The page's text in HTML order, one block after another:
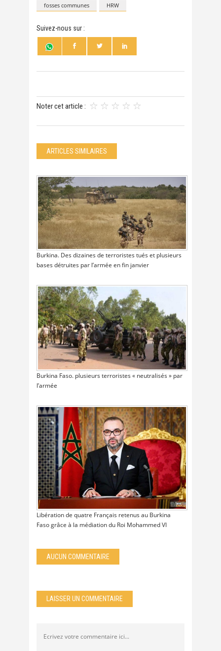
fosses communes
HRW
Suivez-nous sur :
Noter cet article :
ARTICLES SIMILAIRES
Burkina. Des dizaines de terroristes tués et plusieurs
bases détruites par l’armée en fin janvier
Burkina Faso. plusieurs terroristes « neutralisés » par
l’armée
Libération de quatre Français retenus au Burkina
Faso grâce à la médiation du Roi Mohammed VI
AUCUN COMMENTAIRE
LAISSER UN COMMENTAIRE